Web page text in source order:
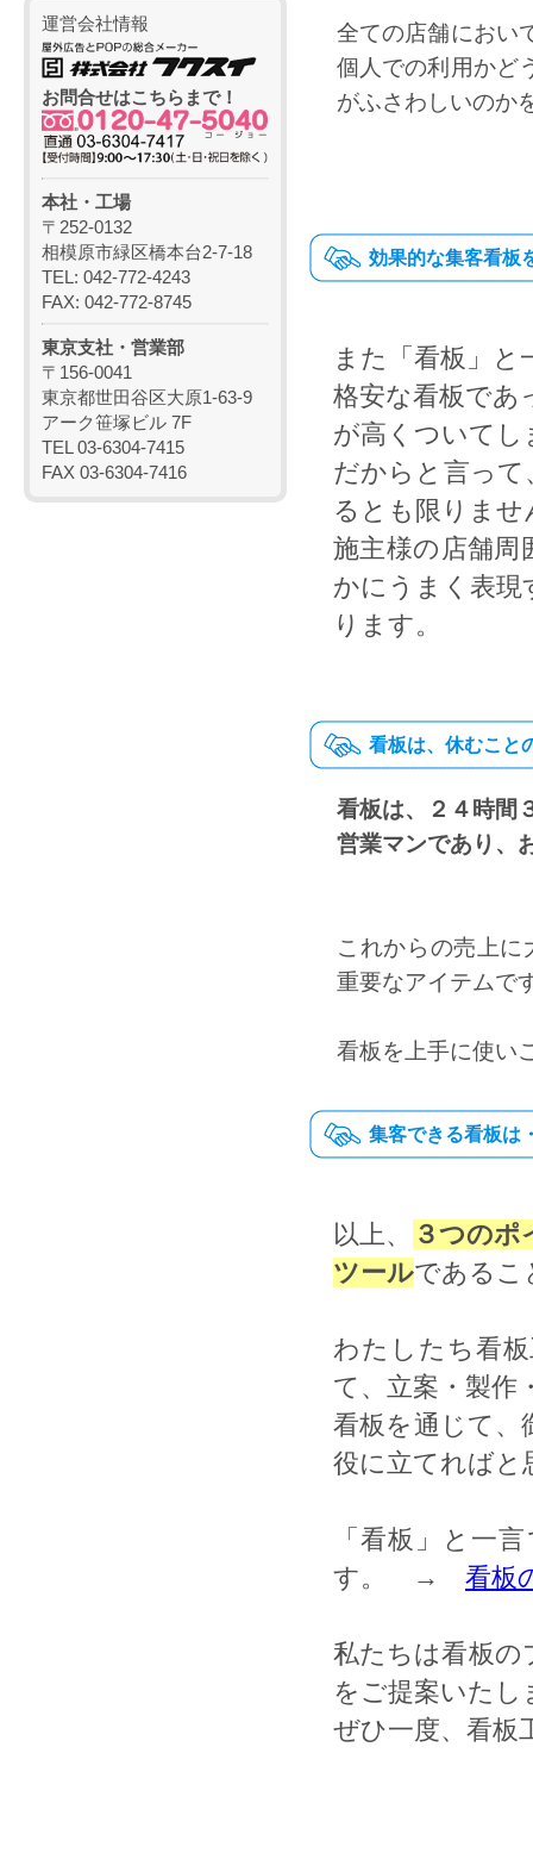
全ての店舗におい
個人での利用かど
がふさわしいのか
効果的な集客看板
また「看板」
格安な看板であ
が高くついて
だからと言って
るとも限りませ
施主様の店舗周
かにうまく表現
ります。
看板は、休むこと
看板は、２４時間
営業マンであり、
これからの売上
重要なアイテムで
看板を上手に使い
集客できる看板
以上、
３つの
ツールであるこ
わたしたち看
て、立案・製作
看板を通じて、
役に立てればと
「看板」と一
す。 → 看板
私たちは看板の
をご提案いたし
ぜひ一度、看板
運営会社情報
お問合せはこちらまで！
本社・工場
〒252-0132
相模原市緑区橋本台2-7-18
TEL: 042-772-4243
FAX: 042-772-8745
東京支社・営業部
〒156-0041
東京都世田谷区大原1-63-9
アーク笹塚ビル 7F
TEL 03-6304-7415
FAX 03-6304-7416